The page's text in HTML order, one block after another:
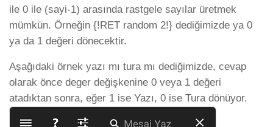
ile 0 ile (sayi-1) arasında rastgele sayılar üretmek
mümkün. Örneğin {!RET random 2!} dediğimizde ya 0
ya da 1 değeri dönecektir.
Aşağıdaki örnek yazı mı tura mı dediğimizde, cevap
olarak önce deger değişkenine 0 veya 1 değeri
atadıktan sonra, eğer 1 ise Yazı, 0 ise Tura dönüyor.